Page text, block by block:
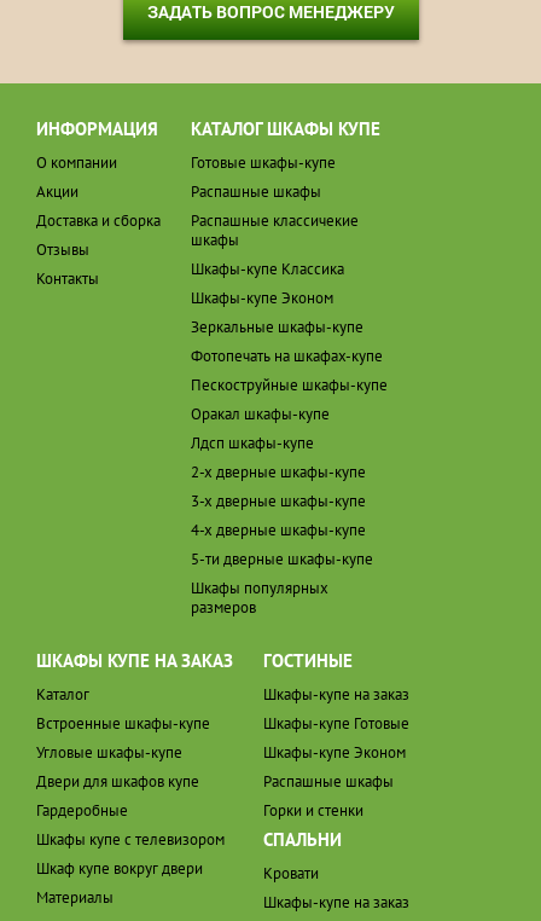
ЗАДАТЬ ВОПРОС МЕНЕДЖЕРУ
ИНФОРМАЦИЯ
О компании
Акции
Доставка и сборка
Отзывы
Контакты
КАТАЛОГ ШКАФЫ КУПЕ
Готовые шкафы-купе
Распашные шкафы
Распашные классичекие
шкафы
Шкафы-купе Классика
Шкафы-купе Эконом
Зеркальные шкафы-купе
Фотопечать на шкафах-купе
Пескоструйные шкафы-купе
Оракал шкафы-купе
Лдсп шкафы-купе
2-х дверные шкафы-купе
3-х дверные шкафы-купе
4-х дверные шкафы-купе
5-ти дверные шкафы-купе
Шкафы популярных
размеров
ШКАФЫ КУПЕ НА ЗАКАЗ
Каталог
Встроенные шкафы-купе
Угловые шкафы-купе
Двери для шкафов купе
Гардеробные
Шкафы купе с телевизором
Шкаф купе вокруг двери
Материалы
ГОСТИНЫЕ
Шкафы-купе на заказ
Шкафы-купе Готовые
Шкафы-купе Эконом
Распашные шкафы
Горки и стенки
СПАЛЬНИ
Кровати
Шкафы-купе на заказ